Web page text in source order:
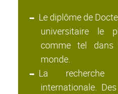
Le diplôme de
universitaire le
comme tel
monde.
La recherche
internationale.